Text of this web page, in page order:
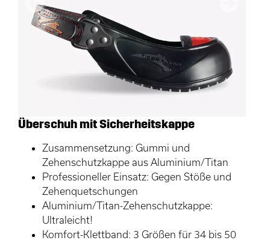
Vorherige
Überschuh mit Sicherheitskappe
Zusammensetzung: Gummi und
Zehenschutzkappe aus Aluminium/Titan
Professioneller Einsatz: Gegen Stöße und
Zehenquetschungen
Aluminium/Titan-Zehenschutzkappe:
Ultraleicht!
Komfort-Klettband: 3 Größen für 34 bis 50